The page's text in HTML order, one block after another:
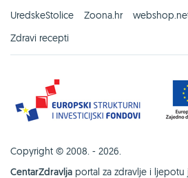
UredskeStolice
Zoona.hr
Zdravi recepti
Copyright © 2008. - 2026.
CentarZdravlja portal za zdravlje i ljepotu